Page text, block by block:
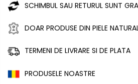
SCHIMBUL SAU RETURUL SUNT
DOAR PRODUSE DIN PIELE
TERMENI DE LIVRARE SI DE PLATA
PRODUSELE NOASTRE